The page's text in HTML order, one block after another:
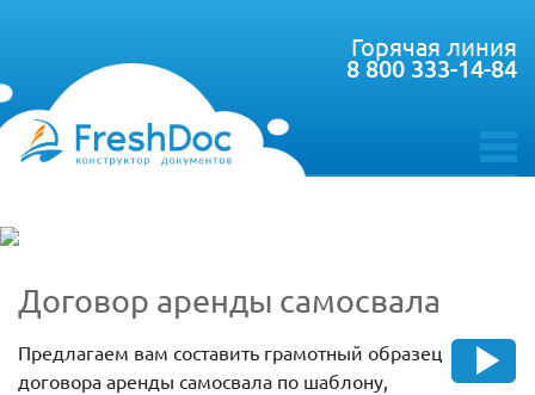
toggle
Горячая линия
8 800 333-14-84
Договор аренды самосвала
Предлагаем вам составить грамотный образец
договора аренды самосвала по шаблону,